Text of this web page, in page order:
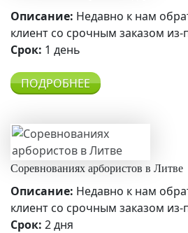
Описание: Недавно к нам
клиент со срочным заказом
Срок: 1 день
ПОДРОБНЕЕ
Соревнованиях арбористов в Литве
Описание: Недавно к нам
клиент со срочным заказом
Срок: 2 дня